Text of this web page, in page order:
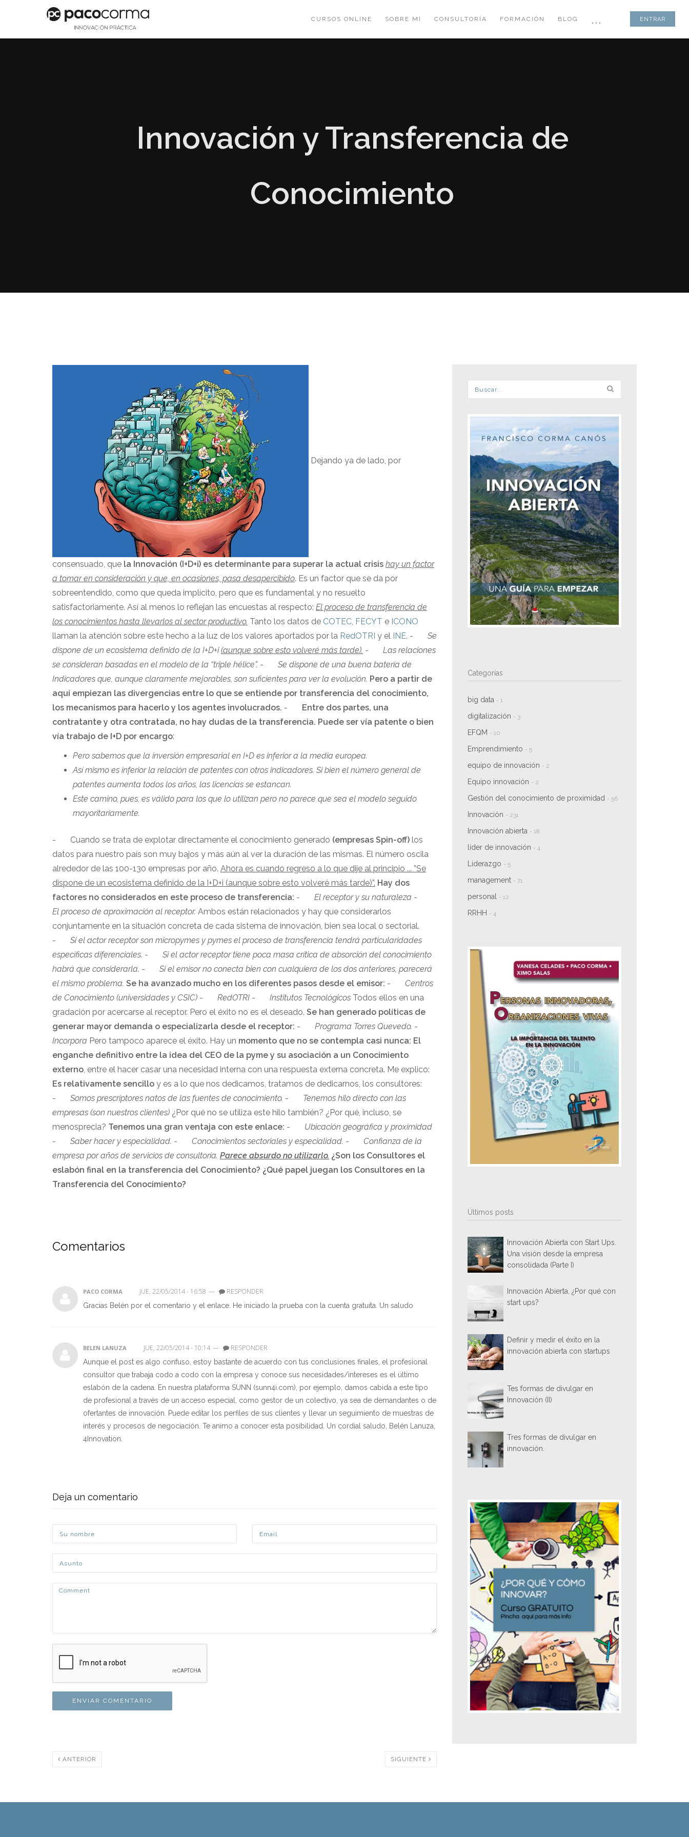
CURSOS ONLINE SOBRE MI CONSULTORÍA FORMACIÓN BLOG ... ENTRAR
Innovación y Transferencia de
Conocimiento
Dejando ya de lado, por
consensuado, que la Innovación (I+D+i) es determinante para superar la actual crisis hay un factor
a tomar en consideración y que, en ocasiones, pasa desapercibido. Es un factor que se da por
sobreentendido, como que queda implícito, pero que es fundamental y no resuelto
satisfactoriamente. Así al menos lo reflejan las encuestas al respecto: El proceso de transferencia de
los conocimientos hasta llevarlos al sector productivo. Tanto los datos de COTEC, FECYT e ICONO
llaman la atención sobre este hecho a la luz de los valores aportados por la RedOTRI y el INE. - Se
dispone de un ecosistema definido de la I+D+i(aunque sobre esto volveré más tarde). - Las relaciones
se consideran basadas en el modelo de la “triple hélice”. - Se dispone de una buena batería de
Indicadores que, aunque claramente mejorables, son suficientes para ver la evolución. Pero a partir de
aquí empiezan las divergencias entre lo que se entiende por transferencia del conocimiento,
los mecanismos para hacerlo y los agentes involucrados. - Entre dos partes, una
contratante y otra contratada, no hay dudas de la transferencia. Puede ser vía patente o bien
vía trabajo de I+D por encargo:
Pero sabemos que la inversión empresarial en I+D es inferior a la media europea.
Así mismo es inferior la relación de patentes con otros indicadores. Si bien el número general de
patentes aumenta todos los años, las licencias se estancan.
Este camino, pues, es válido para los que lo utilizan pero no parece que sea el modelo seguido
mayoritariamente.
- Cuando se trata de explotar directamente el conocimiento generado (empresas Spin-off) los
datos para nuestro país son muy bajos y más aún al ver la duración de las mismas. El número oscila
alrededor de las 100-130 empresas por año. Ahora es cuando regreso a lo que dije al principio ... ”Se
dispone de un ecosistema definido de la I+D+i (aunque sobre esto volveré más tarde)”. Hay dos
factores no considerados en este proceso de transferencia: - El receptor y su naturaleza -
El proceso de aproximación al receptor. Ambos están relacionados y hay que considerarlos
conjuntamente en la situación concreta de cada sistema de innovación, bien sea local o sectorial.
- Si el actor receptor son micropymes y pymes el proceso de transferencia tendrá particularidades
específicas diferenciales. - Si el actor receptor tiene poca masa crítica de absorción del conocimiento
habrá que considerarla. - Si el emisor no conecta bien con cualquiera de los dos anteriores, parecerá
el mismo problema. Se ha avanzado mucho en los diferentes pasos desde el emisor: - Centros
de Conocimiento (universidades y CSIC) - RedOTRI - Institutos Tecnológicos Todos ellos en una
gradación por acercarse al receptor. Pero el éxito no es el deseado. Se han generado políticas de
generar mayor demanda o especializarla desde el receptor: - Programa Torres Quevedo. -
Incorpora Pero tampoco aparece el éxito. Hay un momento que no se contempla casi nunca: El
enganche definitivo entre la idea del CEO de la pyme y su asociación a un Conocimiento
externo, entre el hacer casar una necesidad interna con una respuesta externa concreta. Me explico:
Es relativamente sencillo y es a lo que nos dedicamos, tratamos de dedicarnos, los consultores:
- Somos prescriptores natos de las fuentes de conocimiento. - Tenemos hilo directo con las
empresas (son nuestros clientes) ¿Por qué no se utiliza este hilo también? ¿Por qué, incluso, se
menosprecia? Tenemos una gran ventaja con este enlace: - Ubicación geográfica y proximidad
- Saber hacer y especialidad. - Conocimientos sectoriales y especialidad. - Confianza de la
empresa por años de servicios de consultoría. Parece absurdo no utilizarlo. ¿Son los Consultores el
eslabón final en la transferencia del Conocimiento? ¿Qué papel juegan los Consultores en la
Transferencia del Conocimiento?
Comentarios
PACO CORMA JUE, 22/05/2014 - 16:58 — RESPONDER
Gracias Belén por el comentario y el enlace. He iniciado la prueba con la cuenta gratuita. Un saludo
BELEN LANUZA JUE, 22/05/2014 - 10:14 — RESPONDER
Aunque el post es algo confuso, estoy bastante de acuerdo con tus conclusiones finales, el profesional
consultor que trabaja codo a codo con la empresa y conoce sus necesidades/intereses es el último
eslabón de la cadena. En nuestra plataforma SUNN (sunn4i.com), por ejemplo, damos cabida a este tipo
de profesional a través de un acceso especial, como gestor de un colectivo, ya sea de demandantes o de
ofertantes de innovación. Puede editar los perfiles de sus clientes y llevar un seguimiento de muestras de
interés y procesos de negociación. Te animo a conocer esta posibilidad. Un cordial saludo, Belén Lanuza,
4Innovation.
Deja un comentario
ANTERIOR SIGUIENTE
Formulario de búsqueda
Categorías
big data - 1
digitalización - 3
EFQM - 10
Emprendimiento - 5
equipo de innovación - 2
Equipo innovación - 2
Gestión del conocimiento de proximidad - 56
Innovación - 231
Innovación abierta - 18
líder de innovación - 4
Liderazgo - 5
management - 71
personal - 12
RRHH - 4
Últimos posts
Innovación Abierta con Start Ups.
Una visión desde la empresa
consolidada (Parte I)
Innovación Abierta, ¿Por qué con
start ups?
Definir y medir el éxito en la
innovación abierta con startups
Tes formas de divulgar en
Innovación (II)
Tres formas de divulgar en
innovación.